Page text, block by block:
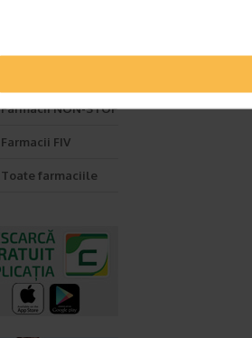
Farmacii NON-STOP
Farmacii FIV
Toate farmaciile